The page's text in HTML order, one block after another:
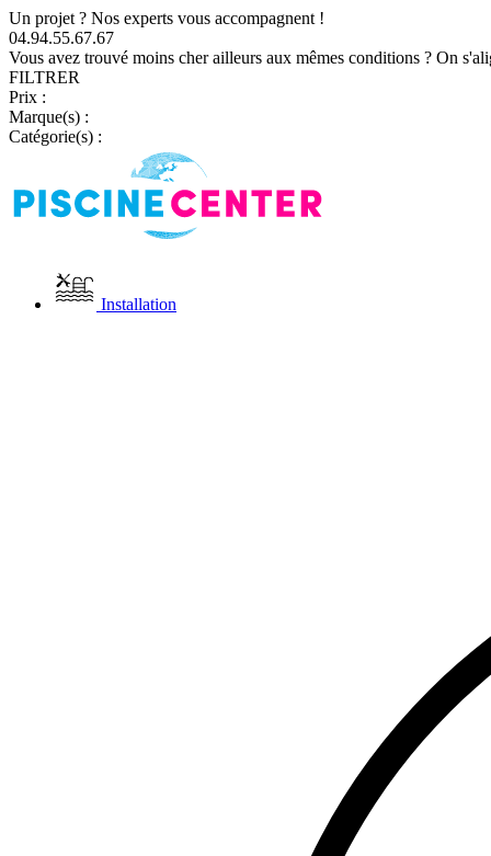
Un projet ? Nos experts vous accompagnent !
04.94.55.67.67
Vous avez trouvé moins cher ailleurs aux mêmes conditions ? On
FILTRER
Prix :
Marque(s) :
Catégorie(s) :
Installation